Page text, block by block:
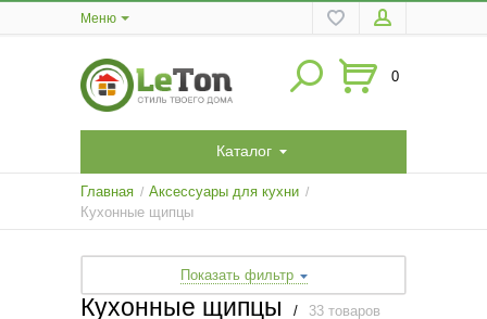
Меню
0
Каталог
Главная / Аксессуары для кухни /
Кухонные щипцы
Показать фильтр
Кухонные щипцы / 33 товаров